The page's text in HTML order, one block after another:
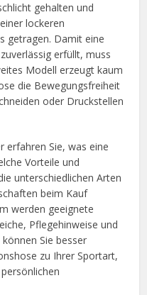
gehalten und
lockeren
getragen. Damit eine
erfüllt, muss
Modell erzeugt kaum
die Bewegungsfreiheit
oder Druckstellen
erfahren Sie, was eine
Vorteile und
unterschiedlichen Arten
beim Kauf
werden geeignete
Pflegehinweise und
Sie besser
zu Ihrer Sportart,